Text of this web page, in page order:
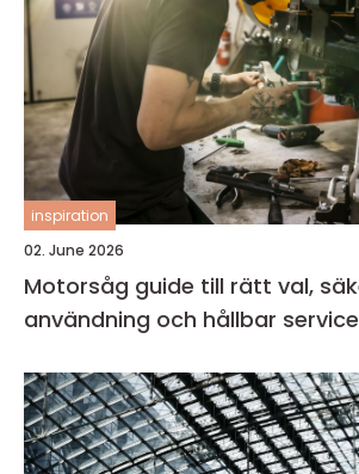
inspiration
02. June 2026
Motorsåg guide till rätt val, säker
användning och hållbar service